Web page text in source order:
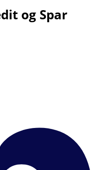
og Spar